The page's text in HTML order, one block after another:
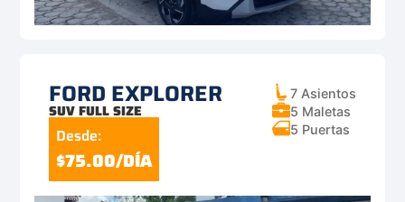
FORD EXPLORER
SUV FULL SIZE
Desde:
$75.00/DÍA
7 Asientos
5 Maletas
5 Puertas